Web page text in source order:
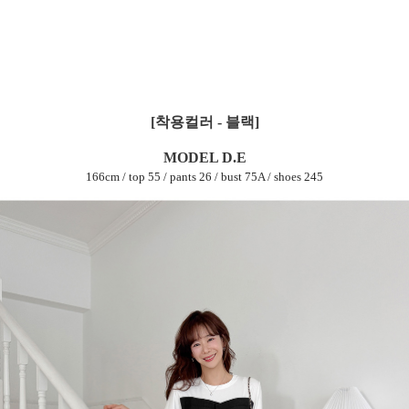
[착용컬러 - 블랙]
MODEL D.E
166cm / top 55 / pants 26 / bust 75A / shoes 245